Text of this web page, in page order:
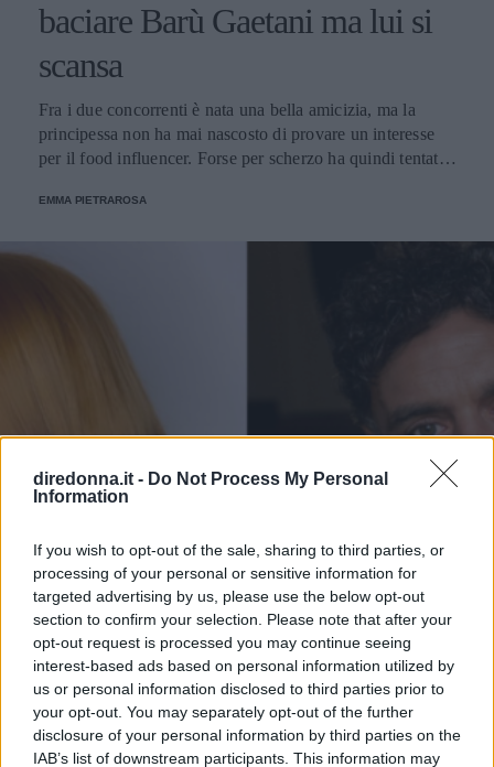
diredonna.it - Do Not Process My Personal
Information
If you wish to opt-out of the sale, sharing to third parties, or
processing of your personal or sensitive information for
targeted advertising by us, please use the below opt-out
section to confirm your selection. Please note that after your
opt-out request is processed you may continue seeing
interest-based ads based on personal information utilized by
us or personal information disclosed to third parties prior to
your opt-out. You may separately opt-out of the further
disclosure of your personal information by third parties on the
IAB’s list of downstream participants. This information may
baciare Barù Gaetani ma lui si
scansa
Fra i due concorrenti è nata una bella amicizia, ma la
principessa non ha mai nascosto di provare un interesse
per il food influencer. Forse per scherzo ha quindi tentato
EMMA PIETRAROSA